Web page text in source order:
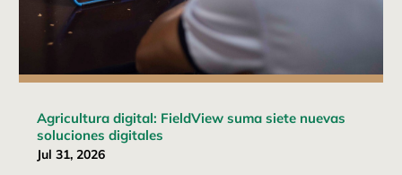
Agricultura digital: FieldView suma siete nuevas
soluciones digitales
Jul 31, 2026